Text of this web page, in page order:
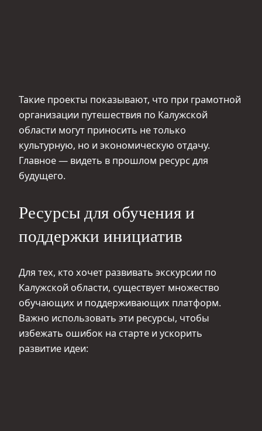
Такие проекты показывают, что при грамотной
организации путешествия по Калужской
области могут приносить не только
культурную, но и экономическую отдачу.
Главное — видеть в прошлом ресурс для
будущего.
Ресурсы для обучения и
поддержки инициатив
Для тех, кто хочет развивать экскурсии по
Калужской области, существует множество
обучающих и поддерживающих платформ.
Важно использовать эти ресурсы, чтобы
избежать ошибок на старте и ускорить
развитие идеи: